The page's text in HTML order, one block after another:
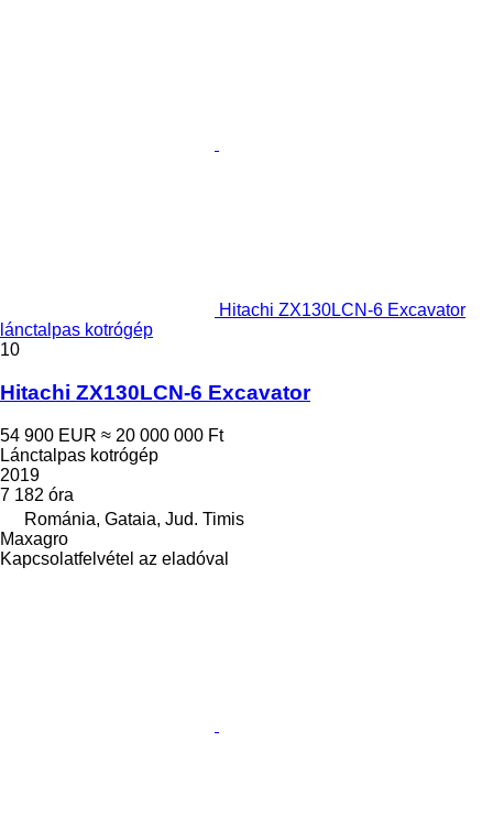
Hitachi ZX130LCN-6 Excavator
lánctalpas kotrógép
10
Hitachi ZX130LCN-6 Excavator
54 900 EUR ≈ 20 000 000 Ft
Lánctalpas kotrógép
2019
7 182 óra
Románia, Gataia, Jud. Timis
Maxagro
Kapcsolatfelvétel az eladóval